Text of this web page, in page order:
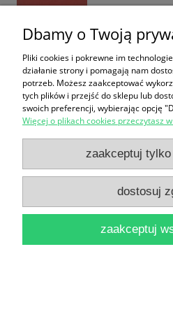
Cuda Polski : Najpiękniejsze
Jolanta Bąk, Jacek
Dbamy o Twoją
Pliki cookies i pokrewne im
działanie strony i pomagają nam
potrzeb. Możesz zaakceptować
tych plików i przejść do sklepu lub
swoich preferencji, wybierając opcję
Więcej o plikach cookies przeczytasz
zaakceptuj tylko
dostosuj
zaakceptuj